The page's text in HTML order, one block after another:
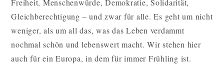
Gleichberechtigung – und zwar für alle. Es geht um nicht
weniger, als um all das, was das Leben verdammt
nochmal schön und lebenswert macht. Wir stehen hier
auch für ein Europa, in dem für immer Frühling ist.